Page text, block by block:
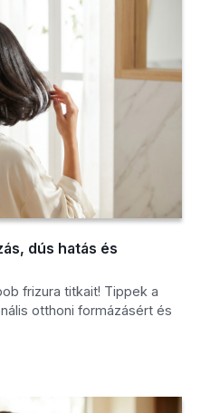
dús hatás és
frizura titkait! Tippek a
otthoni formázásért és